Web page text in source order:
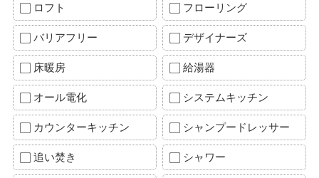
ロフト フローリング
バリアフリー デザイナーズ
床暖房 給湯器
オール電化 システムキッチン
カウンターキッチン シャンプードレッサー
追い焚き シャワー